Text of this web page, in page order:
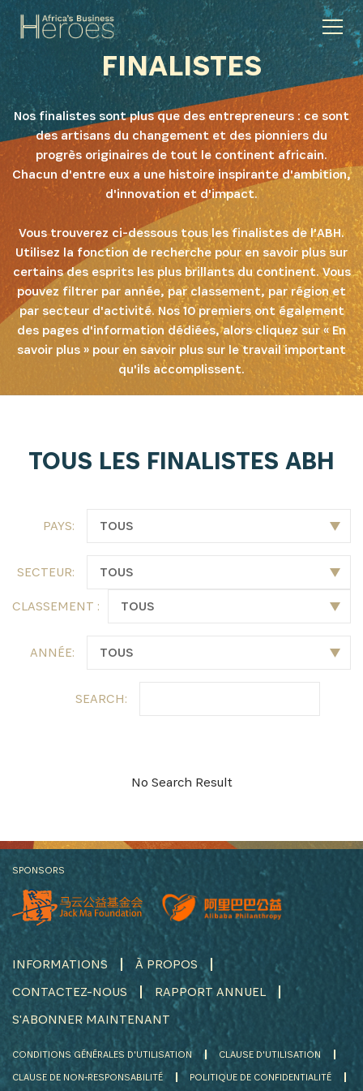
INSCRIVEZ-VOUS À NOTRE
Recevez les dernières informations sur l'Africa
FINALISTES
Nos finalistes sont plus que des entrepreneurs : ce sont
des artisans du changement et des pionniers du
progrès originaires de tout le continent africain.
Chacun d'entre eux a une histoire inspirante d'ambition,
d'innovation et d'impact.
Vous trouverez ci-dessous tous les finalistes de l'ABH.
Utilisez la fonction de recherche pour en savoir plus sur
certains des esprits les plus brillants du continent. Vous
pouvez filtrer par année, par classement, par région et
par secteur d'activité. Nos 10 premiers ont également
des pages d'information dédiées, alors cliquez sur « En
savoir plus » pour en savoir plus sur le travail important
qu'ils accomplissent.
TOUS LES FINALISTES ABH
PAYS:
SECTEUR:
CLASSEMENT :
ANNÉE:
SEARCH:
No Search Result
SPONSORS
INFORMATIONS
À PROPOS
CONTACTEZ-NOUS
RAPPORT ANNUEL
S'ABONNER MAINTENANT
CONDITIONS GÉNÉRALES D'UTILISATION
CLAUSE D'UTILISATION
CLAUSE DE NON-RESPONSABILITÉ
POLITIQUE DE CONFIDENTIALITÉ